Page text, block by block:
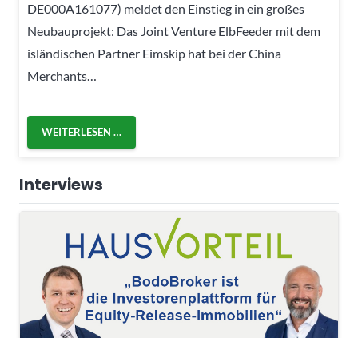
DE000A161077) meldet den Einstieg in ein großes
Neubauprojekt: Das Joint Venture ElbFeeder mit dem
isländischen Partner Eimskip hat bei der China
Merchants…
WEITERLESEN …
Interviews